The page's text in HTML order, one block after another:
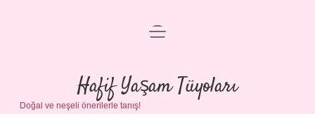
Anasayfa
Gizlilik Politikası
Yasal Uyarı
menüyü
Hafif Yaşam Tüyoları
Doğal ve neşeli önerilerle tanış!